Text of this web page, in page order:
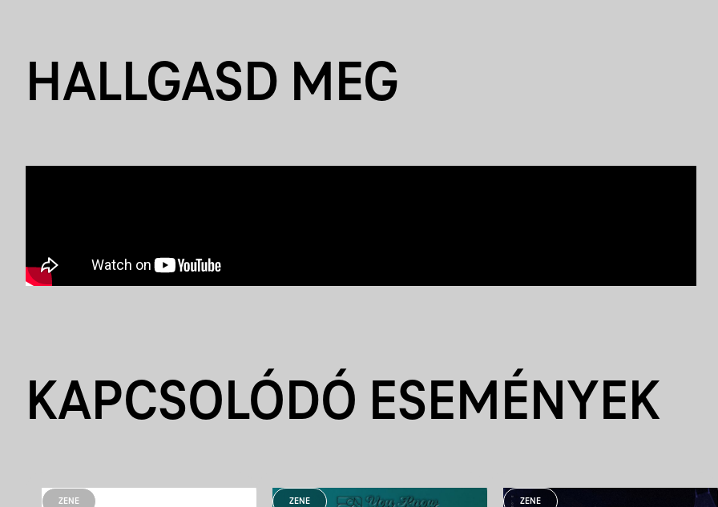
HALLGASD MEG
KAPCSOLÓDÓ ESEMÉNYEK
ZENE ZENE ZENE